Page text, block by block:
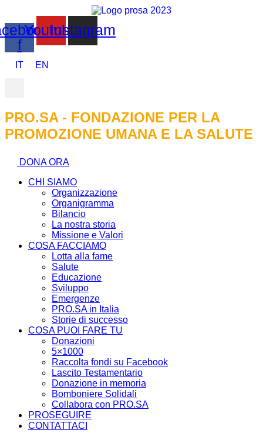
f
YoutubeInstagram
IT EN
PRO.SA - FONDAZIONE PER LA
PROMOZIONE UMANA E LA SALUTE
DONA ORA
CHI SIAMO
Organizzazione
Organigramma
Bilancio
La nostra storia
Missione e Valori
COSA FACCIAMO
Lotta alla fame
Salute
Educazione
Sviluppo
Emergenze
PRO.SA in Italia
Storie di successo
COSA PUOI FARE TU
Donazioni
5×1000
Raccolta fondi su Facebook
Lascito Testamentario
Donazione in memoria
Bomboniere Solidali
Collabora con PRO.SA
PROSEGUIRE
CONTATTACI